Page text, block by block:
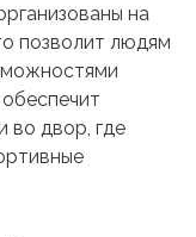
на
позволит людям
во двор, где